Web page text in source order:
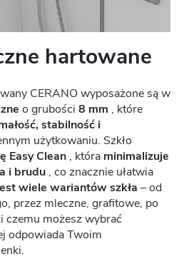
hartowane
CERANO wyposażone są w
o grubości 8 mm , które
stabilność i
użytkowaniu. Szkło
Easy Clean , która minimalizuje
i brudu , co znacznie ułatwia
wiele wariantów szkła – od
przez mleczne, grafitowe, po
czemu możesz wybrać
odpowiada Twoim